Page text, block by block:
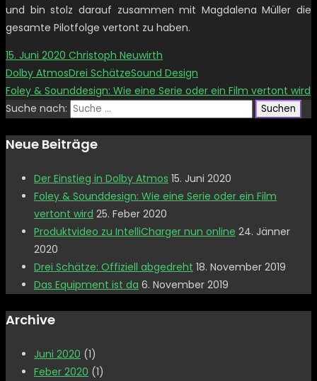
und bin stolz darauf zusammen mit Magdalena Müller die
gesamte Pilotfolge vertont zu haben.
15. Juni 2020 Christoph Neuwirth
Dolby AtmosDrei SchätzeSound Design
Foley & Sounddesign: Wie eine Serie oder ein Film vertont wird
Suche nach:
Neue Beiträge
Der Einstieg in Dolby Atmos 15. Juni 2020
Foley & Sounddesign: Wie eine Serie oder ein Film
vertont wird 25. Feber 2020
Produktvideo zu IntelliCharger nun online 24. Jänner
2020
Drei Schätze: Offiziell abgedreht 18. November 2019
Das Equipment ist da 6. November 2019
Archive
Juni 2020 (1)
Feber 2020 (1)